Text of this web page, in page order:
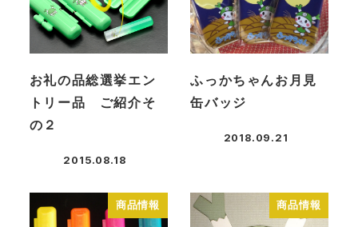
お礼の品総選挙エン
トリー品 ご紹介そ
の２
2015.08.18
ふっかちゃんお月見
缶バッジ
2018.09.21
商品情報 商品情報